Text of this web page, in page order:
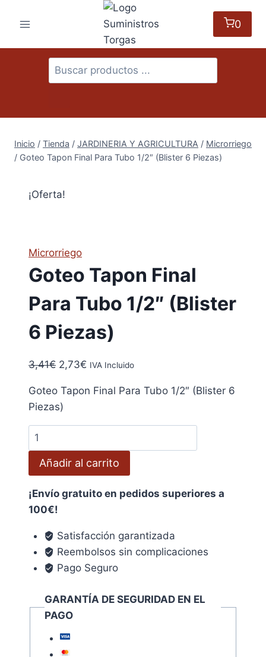
0
Búsqueda
de
Inicio / Tienda / JARDINERIA Y AGRICULTURA / Microrriego
/ Goteo Tapon Final Para Tubo 1/2″ (Blister 6 Piezas)
¡Oferta!
Microrriego
Goteo Tapon Final
Para Tubo 1/2″ (Blister
6 Piezas)
3,41€ El
original
era:
3,41€.
2,73€ El
actual
2,73€.
IVA Incluido
Goteo Tapon Final Para Tubo 1/2″ (Blister 6
Piezas)
Goteo
Tapon
Final
Tubo
1/2"
(Blister
Piezas)
cantidad
Añadir al carrito
¡Envío gratuito en pedidos superiores a
100€!
Satisfacción garantizada
Reembolsos sin complicaciones
Pago Seguro
GARANTÍA DE SEGURIDAD EN EL
PAGO